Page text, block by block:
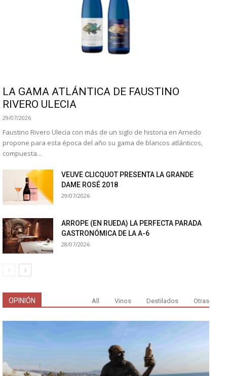
LA GAMA ATLÁNTICA DE FAUSTINO
RIVERO ULECIA
29/07/2026
Faustino Rivero Ulecia con más de un siglo de historia en Arnedo
propone para esta época del año su gama de blancos atlánticos,
compuesta...
VEUVE CLICQUOT PRESENTA LA GRANDE
DAME ROSÉ 2018
29/07/2026
ARROPE (EN RUEDA) LA PERFECTA PARADA
GASTRONÓMICA DE LA A-6
28/07/2026
OPINIÓN All Vinos Destilados Otras